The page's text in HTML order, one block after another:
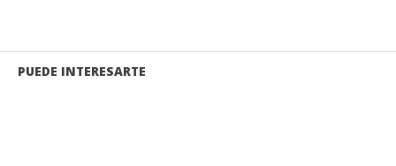
PUEDE INTERESARTE